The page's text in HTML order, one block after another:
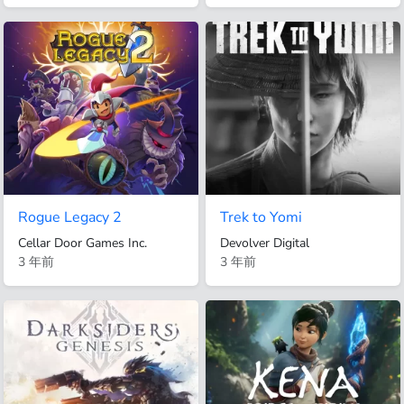
Rogue Legacy 2
Cellar Door Games Inc.
3 年前
Trek to Yomi
Devolver Digital
3 年前